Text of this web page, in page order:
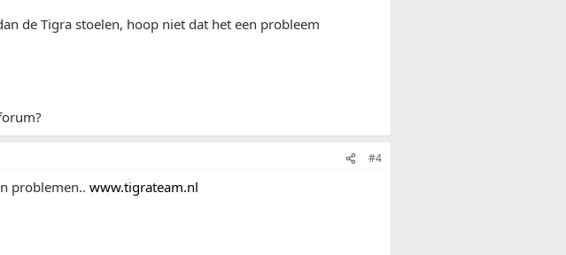
de Tigra stoelen, hoop niet dat het een probleem
#4
problemen.. www.tigrateam.nl